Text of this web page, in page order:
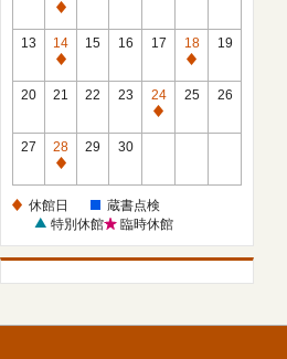
休
館
日
13
14
休
館
15 16 17
18
休
館
19
20 21 22 23
24
休
25 26
27
28
休
日
29 30
休館日
蔵書点検
特別休館
臨時休館